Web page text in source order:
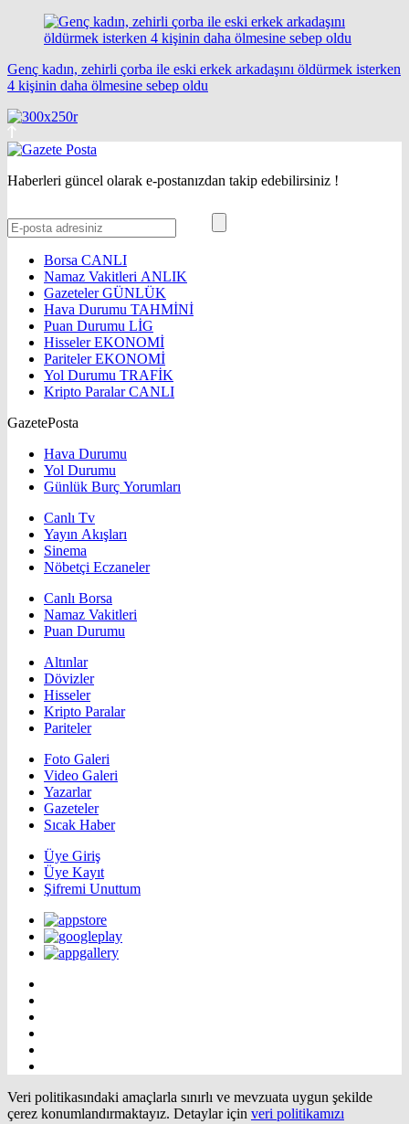
Genç kadın, zehirli çorba ile eski erkek arkadaşını öldürmek isterken
4 kişinin daha ölmesine sebep oldu
Haberleri güncel olarak e-postanızdan takip edebilirsiniz !
Borsa CANLI
Namaz Vakitleri ANLIK
GazetelerGÜNLÜK
Hava Durumu TAHMİNİ
Puan Durumu LİG
HisselerEKONOMİ
ParitelerEKONOMİ
Yol Durumu TRAFİK
Kripto ParalarCANLI
GazetePosta
Hava Durumu
Yol Durumu
Günlük Burç Yorumları
Canlı Tv
Yayın Akışları
Sinema
Nöbetçi Eczaneler
Canlı Borsa
Namaz Vakitleri
Puan Durumu
Altınlar
Dövizler
Hisseler
Kripto Paralar
Pariteler
Foto Galeri
Video Galeri
Yazarlar
Gazeteler
Sıcak Haber
Üye Giriş
Üye Kayıt
Şifremi Unuttum
Veri politikasındaki amaçlarla sınırlı ve mevzuata uygun şekilde
çerez konumlandırmaktayız. Detaylar için veri politikamızı